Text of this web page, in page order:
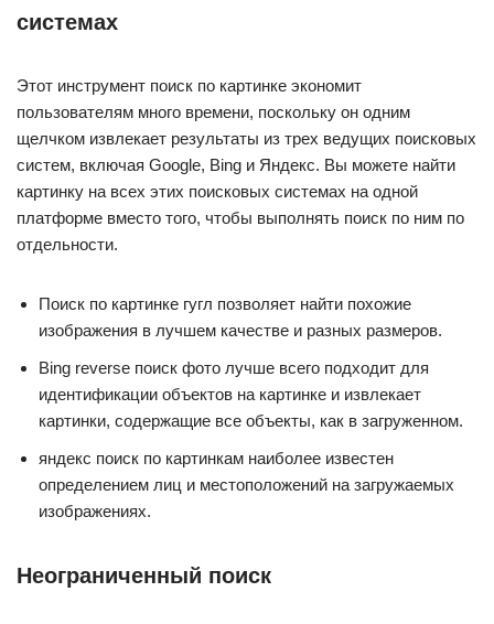
системах
Этот инструмент поиск по картинке экономит
пользователям много времени, поскольку он одним
щелчком извлекает результаты из трех ведущих поисковых
систем, включая Google, Bing и Яндекс. Вы можете найти
картинку на всех этих поисковых системах на одной
платформе вместо того, чтобы выполнять поиск по ним по
отдельности.
Поиск по картинке гугл позволяет найти похожие
изображения в лучшем качестве и разных размеров.
Bing reverse поиск фото лучше всего подходит для
идентификации объектов на картинке и извлекает
картинки, содержащие все объекты, как в загруженном.
яндекс поиск по картинкам наиболее известен
определением лиц и местоположений на загружаемых
изображениях.
Неограниченный поиск